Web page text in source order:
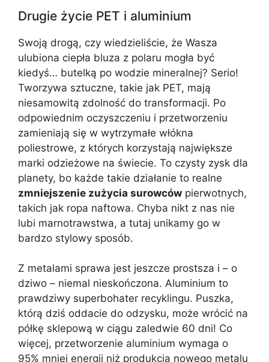
Drugie życie PET i aluminium
Swoją drogą, czy wiedzieliście, że Wasza
ulubiona ciepła bluza z polaru mogła być
kiedyś… butelką po wodzie mineralnej? Serio!
Tworzywa sztuczne, takie jak PET, mają
niesamowitą zdolność do transformacji. Po
odpowiednim oczyszczeniu i przetworzeniu
zamieniają się w wytrzymałe włókna
poliestrowe, z których korzystają największe
marki odzieżowe na świecie. To czysty zysk dla
planety, bo każde takie działanie to realne
zmniejszenie zużycia surowców pierwotnych,
takich jak ropa naftowa. Chyba nikt z nas nie
lubi marnotrawstwa, a tutaj unikamy go w
bardzo stylowy sposób.
Z metalami sprawa jest jeszcze prostsza i – o
dziwo – niemal nieskończona. Aluminium to
prawdziwy superbohater recyklingu. Puszka,
którą dziś oddacie do odzysku, może wrócić na
półkę sklepową w ciągu zaledwie 60 dni! Co
więcej, przetworzenie aluminium wymaga o
95% mniej energii niż produkcja nowego metalu